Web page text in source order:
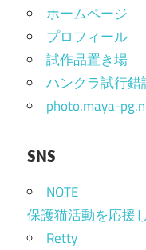
ー
シ
ョ
ン
ホームページ
プロフィール
試作品置き場
ハンクラ試行錯
photo.maya-
SNS
NOTE
保護猫活動を応援
Retty